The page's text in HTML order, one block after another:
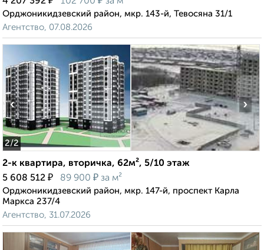
Орджоникидзевский район, мкр. 143-й, Тевосяна 31/1
Агентство, 07.08.2026
2/2
‹ ›
2-к квартира, вторичка, 62м², 5/10 этаж
5 608 512 ₽ 89 900 ₽ за м²
Орджоникидзевский район, мкр. 147-й, проспект Карла
Маркса 237/4
Агентство, 31.07.2026